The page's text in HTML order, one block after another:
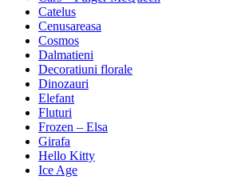
Catelus
Cenusareasa
Cosmos
Dalmatieni
Decoratiuni florale
Dinozauri
Elefant
Fluturi
Frozen – Elsa
Girafa
Hello Kitty
Ice Age